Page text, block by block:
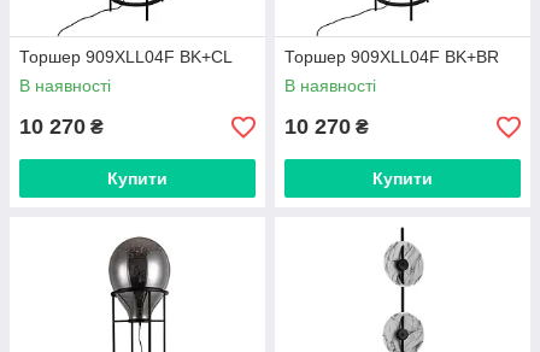
Торшер 909XLL04F BK+CL
В наявності
10 270 ₴
Купити
Торшер 909XLL04F BK+BR
В наявності
10 270 ₴
Купити